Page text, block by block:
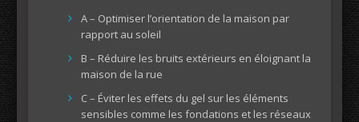
A – Optimiser l’orientation de la maison par
rapport au soleil
B – Réduire les bruits extérieurs en éloignant la
maison de la rue
C – Éviter les effets du gel sur les éléments
sensibles comme les fondations et les réseaux